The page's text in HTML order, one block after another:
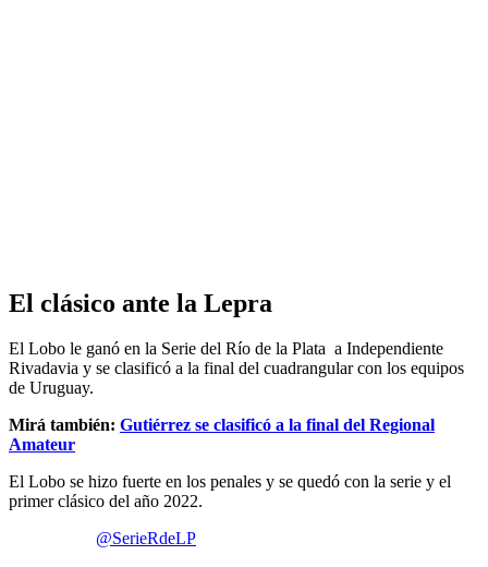
El clásico ante la Lepra
El Lobo le ganó en la Serie del Río de la Plata a Independiente
Rivadavia y se clasificó a la final del cuadrangular con los equipos
de Uruguay.
Mirá también: Gutiérrez se clasificó a la final del Regional
Amateur
El Lobo se hizo fuerte en los penales y se quedó con la serie y el
primer clásico del año 2022.
@SerieRdeLP